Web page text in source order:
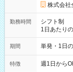
円の場合あ
円（役割手当
間】試用期
株式会社
勤務時間
シフト制
1日あたり
間は 試験
期間 単発・1日
特徴 週1日から